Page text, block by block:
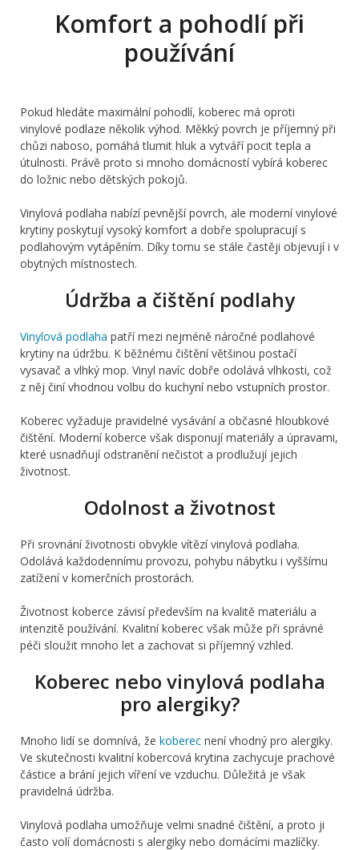
Komfort a pohodlí při
používání
Pokud hledáte maximální pohodlí, koberec má oproti
vinylové podlaze několik výhod. Měkký povrch je příjemný při
chůzi naboso, pomáhá tlumit hluk a vytváří pocit tepla a
útulnosti. Právě proto si mnoho domácností vybírá koberec
do ložnic nebo dětských pokojů.
Vinylová podlaha nabízí pevnější povrch, ale moderní vinylové
krytiny poskytují vysoký komfort a dobře spolupracují s
podlahovým vytápěním. Díky tomu se stále častěji objevují i v
obytných místnostech.
Údržba a čištění podlahy
Vinylová podlaha patří mezi nejméně náročné podlahové
krytiny na údržbu. K běžnému čištění většinou postačí
vysavač a vlhký mop. Vinyl navíc dobře odolává vlhkosti, což
z něj činí vhodnou volbu do kuchyní nebo vstupních prostor.
Koberec vyžaduje pravidelné vysávání a občasné hloubkové
čištění. Moderní koberce však disponují materiály a úpravami,
které usnadňují odstranění nečistot a prodlužují jejich
životnost.
Odolnost a životnost
Při srovnání životnosti obvykle vítězí vinylová podlaha.
Odolává každodennímu provozu, pohybu nábytku i vyššímu
zatížení v komerčních prostorách.
Životnost koberce závisí především na kvalitě materiálu a
intenzitě používání. Kvalitní koberec však může při správné
péči sloužit mnoho let a zachovat si příjemný vzhled.
Koberec nebo vinylová podlaha
pro alergiky?
Mnoho lidí se domnívá, že koberec není vhodný pro alergiky.
Ve skutečnosti kvalitní kobercová krytina zachycuje prachové
částice a brání jejich víření ve vzduchu. Důležitá je však
pravidelná údržba.
Vinylová podlaha umožňuje velmi snadné čištění, a proto ji
často volí domácnosti s alergiky nebo domácími mazlíčky.